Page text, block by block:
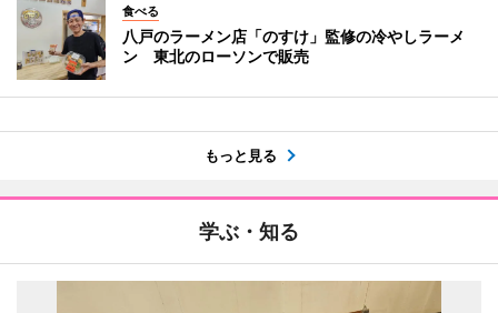
食べる
八戸のラーメン店「のすけ」監修の冷やしラーメ
ン 東北のローソンで販売
もっと見る
学ぶ・知る